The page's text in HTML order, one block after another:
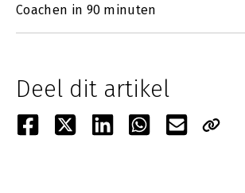
Coachen in 90 minuten
Deel dit artikel